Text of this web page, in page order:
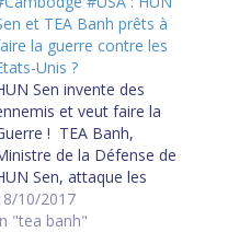
et TEA Banh prêts à
la guerre contre les
Unis ?
Sen invente des
et veut faire la
! TEA Banh,
de la Défense de
Sen, attaque les
Unis ! Ses troupes,
de quelques
10/2017
"tea banh"